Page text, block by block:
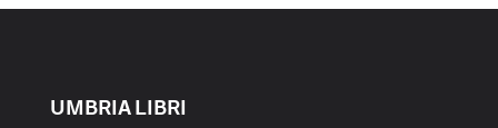
UMBRIA LIBRI